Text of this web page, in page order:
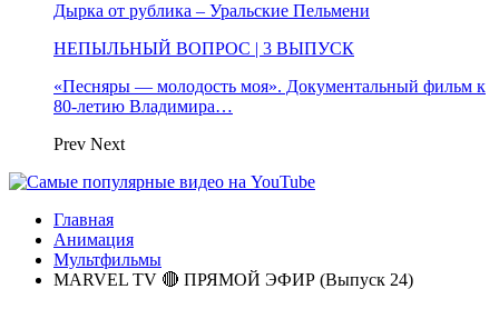
Дырка от рублика – Уральские Пельмени
НЕПЫЛЬНЫЙ ВОПРОС | 3 ВЫПУСК
«Песняры — молодость моя». Документальный фильм к
80-летию Владимира…
Prev Next
Главная
Анимация
Мультфильмы
MARVEL TV 🔴 ПРЯМОЙ ЭФИР (Выпуск 24)